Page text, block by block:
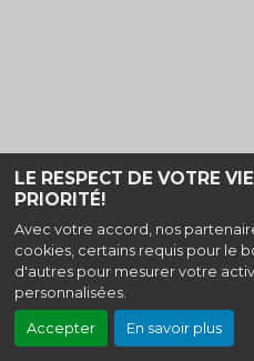
LE RESPECT DE VOTRE
PRIORITÉ!
Avec votre accord, nos
cookies, certains requis pour le
d'autres pour mesurer votre
personnalisées.
Accepter En savoir plus